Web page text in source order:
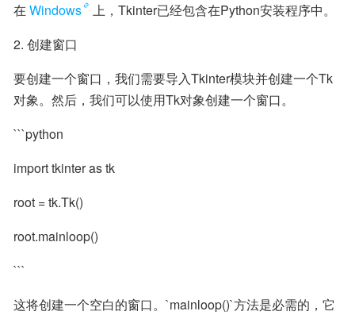
在 Windows
上，Tkinter已经包含在Python安装程序中。
2. 创建窗口
要创建一个窗口，我们需要导入Tkinter模块并创建一个Tk
对象。然后，我们可以使用Tk对象创建一个窗口。
```python
import tkinter as tk
root = tk.Tk()
root.mainloop()
```
这将创建一个空白的窗口。`mainloop()`方法是必需的，它